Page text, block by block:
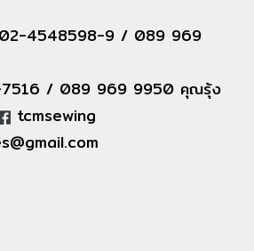
02-4548598-9 / 089 969
/ 089 969 9950 คุณรุ้ง
tcmsewing